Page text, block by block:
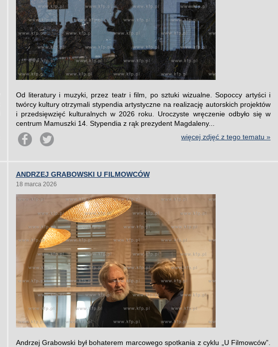
Od literatury i muzyki, przez teatr i film, po sztuki wizualne. Sopoccy artyści i
twórcy kultury otrzymali stypendia artystyczne na realizację autorskich projektów
i przedsięwzięć kulturalnych w 2026 roku. Uroczyste wręczenie odbyło się w
centrum Mamuszki 14. Stypendia z rąk prezydent Magdaleny...
więcej zdjęć z tego tematu »
ANDRZEJ GRABOWSKI U FILMOWCÓW
18 marca 2026
Andrzej Grabowski był bohaterem marcowego spotkania z cyklu „U Filmowców”.